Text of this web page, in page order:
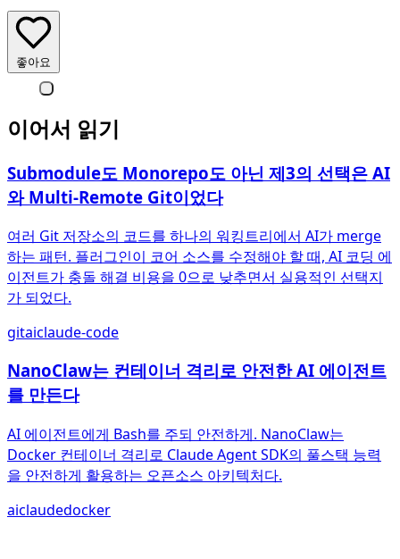
좋아요
이어서 읽기
Submodule도 Monorepo도 아닌 제3의 선택은 AI
와 Multi-Remote Git이었다
여러 Git 저장소의 코드를 하나의 워킹트리에서 AI가 merge
하는 패턴. 플러그인이 코어 소스를 수정해야 할 때, AI 코딩 에
이전트가 충돌 해결 비용을 0으로 낮추면서 실용적인 선택지
가 되었다.
gitaiclaude-code
NanoClaw는 컨테이너 격리로 안전한 AI 에이전트
를 만든다
AI 에이전트에게 Bash를 주되 안전하게. NanoClaw는
Docker 컨테이너 격리로 Claude Agent SDK의 풀스택 능력
을 안전하게 활용하는 오픈소스 아키텍처다.
aiclaudedocker